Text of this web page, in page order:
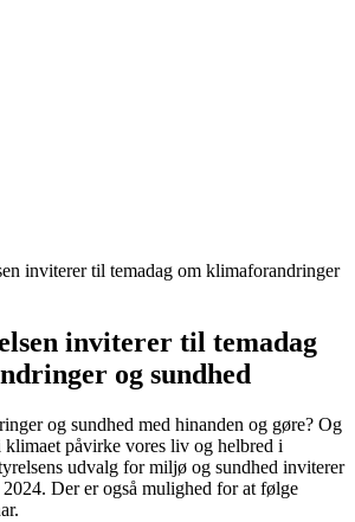
inviterer til temadag om klimaforandringer
inviterer til temadag
og sundhed
og sundhed med hinanden og gøre? Og
påvirke vores liv og helbred i
udvalg for miljø og sundhed inviterer
Der er også mulighed for at følge